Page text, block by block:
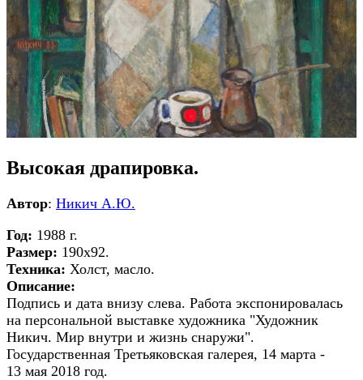
Высокая драпировка.
Автор: Никич А.Ю.
Год: 1988 г.
Размер: 190х92.
Техника: Холст, масло.
Описание:
Подпись и дата внизу слева. Работа экспонировалась
на персональной выставке художника "Художник
Никич. Мир внутри и жизнь снаружи".
Государственная Третьяковская галерея, 14 марта -
13 мая 2018 год.